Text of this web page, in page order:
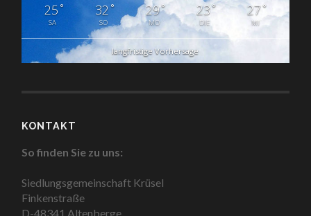
25°
SA
32 °
SO
29°
MO
23°
DIE
27°
MI
langfristige Vorhersage
KONTAKT
So finden Sie zu uns:
Siedlungsgemeinschaft Krüsel
Finkenstraße
D-48341 Altenberge